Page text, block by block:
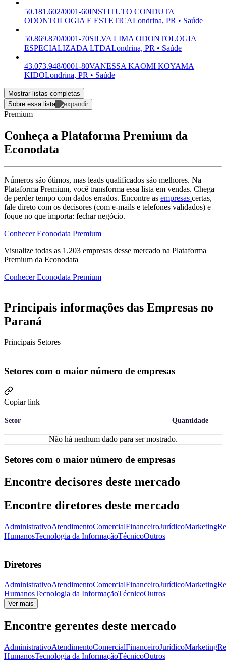
50.181.602/0001-60INSTITUTO CONDUTA
ODONTOLOGIA E ESTETICALondrina, PR • Saúde
50.869.870/0001-70SILVA LIMA ODONTOLOGIA
ESPECIALIZADA LTDALondrina, PR • Saúde
43.073.948/0001-80VANESSA KAOMI KOYAMA
KIDOLondrina, PR • Saúde
Mostrar listas completas
Sobre essa lista
Premium
Conheça a Plataforma Premium da
Econodata
Números são ótimos, mas leads qualificados são melhores. Na
Plataforma Premium, você transforma essa lista em vendas. Chega
de perder tempo com dados errados. Encontre as empresas certas,
fale direto com os decisores (com e-mails e telefones validados) e
foque no que importa: fechar negócio.
Conhecer Econodata Premium
Visualize todas as 1.203 empresas desse mercado na Plataforma
Premium da Econodata
Conhecer Econodata Premium
Principais informações das Empresas no
Paraná
Principais Setores
Setores com o maior número de empresas
Copiar link
Setor Quantidade
Não há nenhum dado para ser mostrado.
Setores com o maior número de empresas
Encontre decisores deste mercado
Encontre diretores deste mercado
AdministrativoAtendimentoComercialFinanceiroJurídicoMarketing
HumanosTecnologia da InformaçãoTécnicoOutros
Diretores
AdministrativoAtendimentoComercialFinanceiroJurídicoMarketing
HumanosTecnologia da InformaçãoTécnicoOutros
Ver mais
Encontre gerentes deste mercado
AdministrativoAtendimentoComercialFinanceiroJurídicoMarketing
HumanosTecnologia da InformaçãoTécnicoOutros